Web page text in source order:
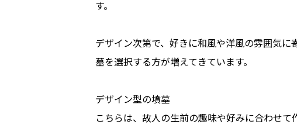
す。
デザイン次第で、好きに和風や洋風の雰囲気
墓を選択する方が増えてきています。
デザイン型の墳墓
こちらは、故人の生前の趣味や好みに合わせて